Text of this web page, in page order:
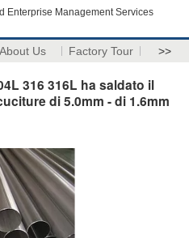
Enterprise Management Services
About Us Factory Tour >>
316 316L ha saldato il
di 5.0mm - di 1.6mm